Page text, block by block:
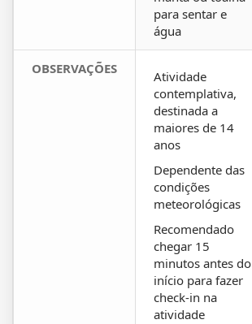
para sentar e
água
OBSERVAÇÕES
Atividade
contemplativa,
destinada a
maiores de 14
anos
Dependente das
condições
meteorológicas
Recomendado
chegar 15
minutos antes do
início para fazer
check-in na
atividade